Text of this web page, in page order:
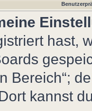
hast,
Bereich“;
kannst